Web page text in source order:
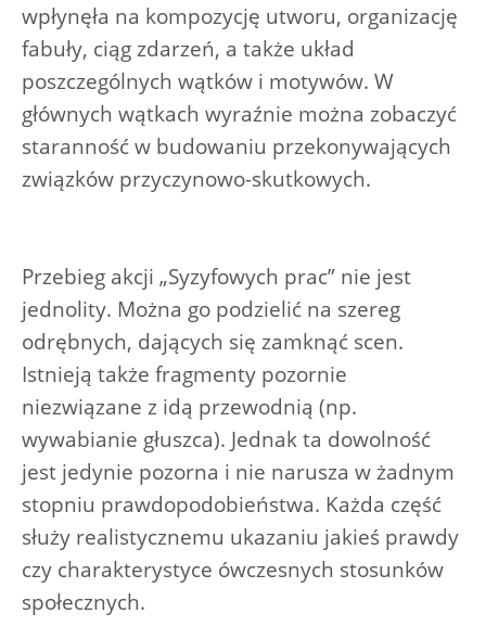
wpłynęła na kompozycję utworu, organizację
fabuły, ciąg zdarzeń, a także układ
poszczególnych wątków i motywów. W
głównych wątkach wyraźnie można zobaczyć
staranność w budowaniu przekonywających
związków przyczynowo-skutkowych.
Przebieg akcji „Syzyfowych prac” nie jest
jednolity. Można go podzielić na szereg
odrębnych, dających się zamknąć scen.
Istnieją także fragmenty pozornie
niezwiązane z idą przewodnią (np.
wywabianie głuszca). Jednak ta dowolność
jest jedynie pozorna i nie narusza w żadnym
stopniu prawdopodobieństwa. Każda część
służy realistycznemu ukazaniu jakieś prawdy
czy charakterystyce ówczesnych stosunków
społecznych.